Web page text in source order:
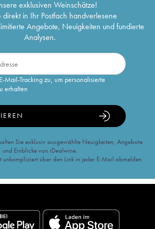
exklusiven Weinschätze!
direkt in Ihr Postfach handverlesene
Angebote, Neuigkeiten und fundierte
Analysen.
Mail-Tracking zu, um personalisierte
erhalten
Sie exklusiv ausgewählte Neuigkeiten, Angebote
und Einblicke von iDealwine.
unkompliziert über den Link in jeder E-Mail abmelden.